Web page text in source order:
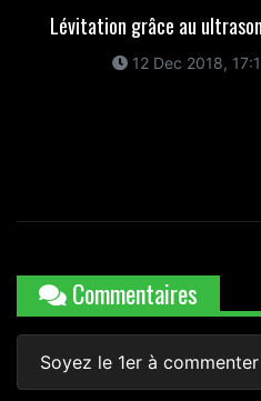
Lévitation grâce au
12 Dec 2018,
Commentaires
Soyez le 1er à